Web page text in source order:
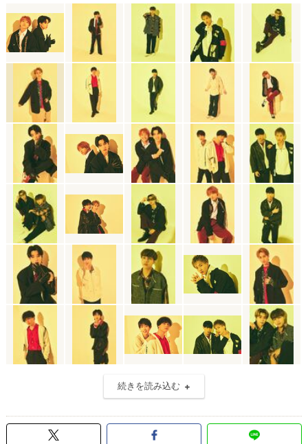
続きを読み込む